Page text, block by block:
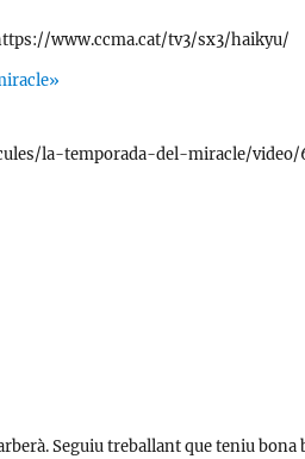
www.ccma.cat/tv3/sx3/haikyu/
la-temporada-del-miracle/video/
Seguiu treballant que teniu bona